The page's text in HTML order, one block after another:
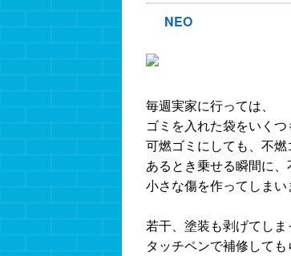
NEO
毎週実家に行っては、
ゴミを入れた袋をいくつ
可燃ゴミにしても、不燃
あるとき乗せる瞬間に
小さな傷を作ってしまい
若干、塗装も剥げてしま
タッチペンで補修しても